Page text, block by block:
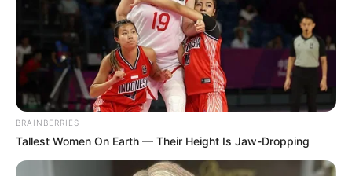
10 Pose Manekin Anti
Mainstream yang Konyol
Banget
BRAINBERRIES
Tallest Women On Earth — Their Height Is Jaw-Dropping